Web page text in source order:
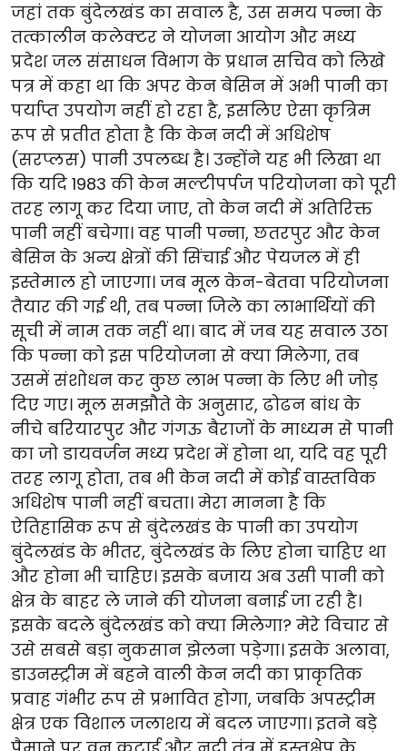
जहां तक बुंदेलखंड का सवाल है, उस समय पन्ना के
तत्कालीन कलेक्टर ने योजना आयोग और मध्य
प्रदेश जल संसाधन विभाग के प्रधान सचिव को लिखे
पत्र में कहा था कि अपर केन बेसिन में अभी पानी का
पर्याप्त उपयोग नहीं हो रहा है, इसलिए ऐसा कृत्रिम
रूप से प्रतीत होता है कि केन नदी में अधिशेष
(सरप्लस) पानी उपलब्ध है। उन्होंने यह भी लिखा था
कि यदि 1983 की केन मल्टीपर्पज परियोजना को पूरी
तरह लागू कर दिया जाए, तो केन नदी में अतिरिक्त
पानी नहीं बचेगा। वह पानी पन्ना, छतरपुर और केन
बेसिन के अन्य क्षेत्रों की सिंचाई और पेयजल में ही
इस्तेमाल हो जाएगा। जब मूल केन-बेतवा परियोजना
तैयार की गई थी, तब पन्ना जिले का लाभार्थियों की
सूची में नाम तक नहीं था। बाद में जब यह सवाल उठा
कि पन्ना को इस परियोजना से क्या मिलेगा, तब
उसमें संशोधन कर कुछ लाभ पन्ना के लिए भी जोड़
दिए गए। मूल समझौते के अनुसार, ढोढन बांध के
नीचे बरियारपुर और गंगऊ बैराजों के माध्यम से पानी
का जो डायवर्जन मध्य प्रदेश में होना था, यदि वह पूरी
तरह लागू होता, तब भी केन नदी में कोई वास्तविक
अधिशेष पानी नहीं बचता। मेरा मानना है कि
ऐतिहासिक रूप से बुंदेलखंड के पानी का उपयोग
बुंदेलखंड के भीतर, बुंदेलखंड के लिए होना चाहिए था
और होना भी चाहिए। इसके बजाय अब उसी पानी को
क्षेत्र के बाहर ले जाने की योजना बनाई जा रही है।
इसके बदले बुंदेलखंड को क्या मिलेगा? मेरे विचार से
उसे सबसे बड़ा नुकसान झेलना पड़ेगा। इसके अलावा,
डाउनस्ट्रीम में बहने वाली केन नदी का प्राकृतिक
प्रवाह गंभीर रूप से प्रभावित होगा, जबकि अपस्ट्रीम
क्षेत्र एक विशाल जलाशय में बदल जाएगा। इतने बड़े